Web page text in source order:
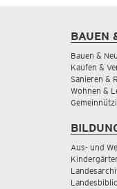
BAUEN
Bauen &
Kaufen &
Sanieren &
Wohnen &
Aus- und